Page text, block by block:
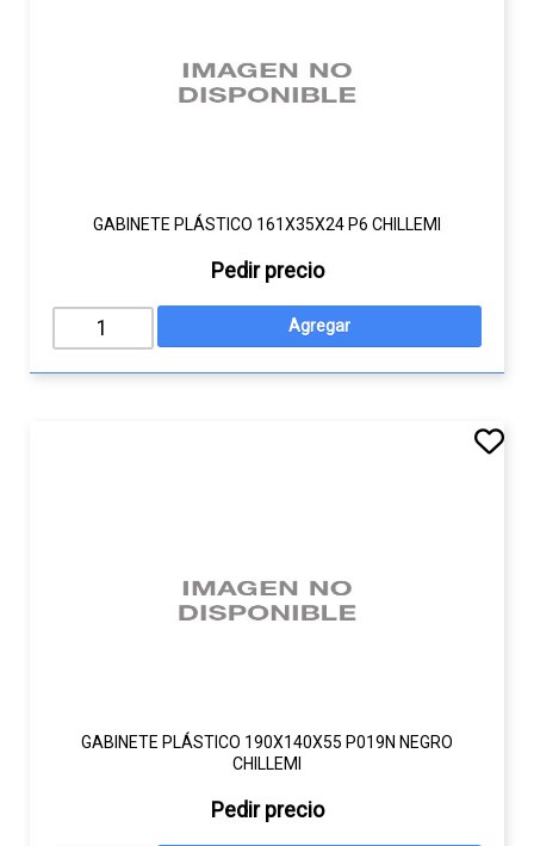
GABINETE PLÁSTICO 161X35X24 P6 CHILLEMI
Pedir precio
GABINETE PLÁSTICO 190X140X55 P019N NEGRO
CHILLEMI
Pedir precio